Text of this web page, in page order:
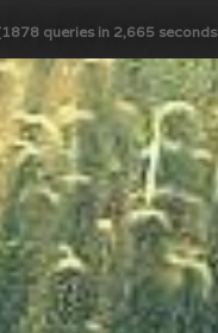
queries in 2,665